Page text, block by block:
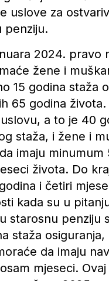
uslove za
penziju.
2024. pravo
žene i
15 godina staža
65 godina
a to je 40
staža, i žene i
imaju minumum
života. Do
i četiri
kada su u
starosnu penziju
staža
da imaju
mjeseci.